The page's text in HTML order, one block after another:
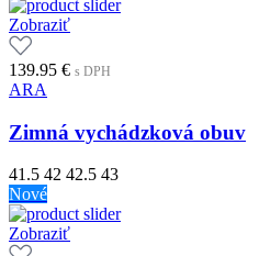
Zobraziť
139.95 € s DPH
ARA
Zimná vychádzková obuv
41.5 42 42.5 43
Nové
Zobraziť